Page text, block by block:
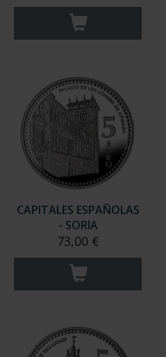
CAPITALES ESPAÑOLAS
- SORIA
73,00 €